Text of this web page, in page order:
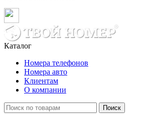
Каталог
Номера телефонов
Номера авто
Клиентам
О компании
Поиск